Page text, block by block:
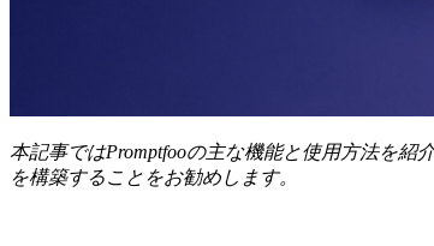
本記事ではPromptfooの主な機能と使用方法を
を構築することをお勧めします。